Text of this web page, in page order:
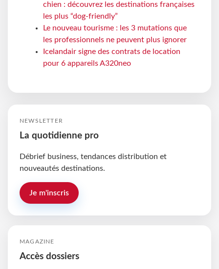
chien : découvrez les destinations françaises
les plus “dog-friendly”
Le nouveau tourisme : les 3 mutations que
les professionnels ne peuvent plus ignorer
Icelandair signe des contrats de location
pour 6 appareils A320neo
NEWSLETTER
La quotidienne pro
Débrief business, tendances distribution et
nouveautés destinations.
Je m'inscris
MAGAZINE
Accès dossiers